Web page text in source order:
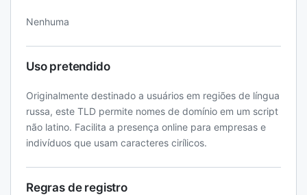
Nenhuma
Uso pretendido
Originalmente destinado a usuários em regiões de língua
russa, este TLD permite nomes de domínio em um script
não latino. Facilita a presença online para empresas e
indivíduos que usam caracteres cirílicos.
Regras de registro